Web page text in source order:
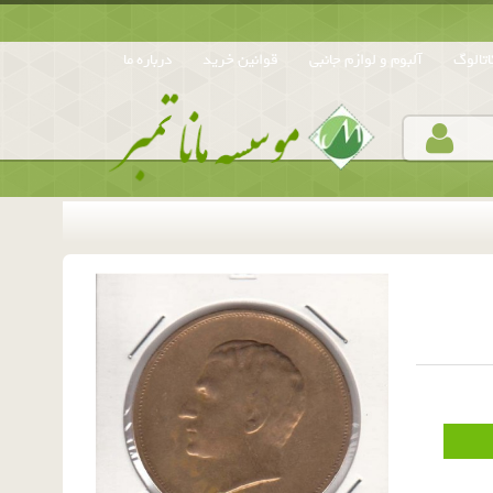
آلبوم و لوازم جانبی قوانین خرید درباره ما